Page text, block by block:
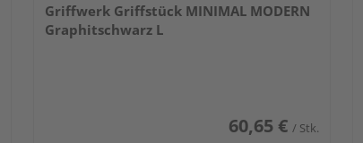
Griffwerk Griffstück MINIMAL MODERN
Graphitschwarz L
60,65 € / Stk.